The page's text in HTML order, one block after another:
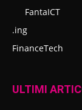
FantaICT
.ing
FinanceTech
ULTIMI